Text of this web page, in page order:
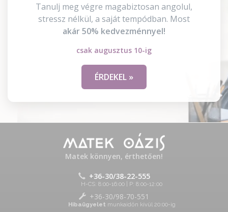
Tanulj meg végre magabiztosan angolul,
stressz nélkül, a saját tempódban. Most
akár 50% kedvezménnyel!
csak augusztus 10-ig
ÉRDEKEL »
Matek könnyen, érthetően!
+36-30/38-22-555
H-CS: 8:00-16:00 | P: 8:00-12:00
+36-30/98-70-551
Hibaügyelet munkaidőn kívül 20:00-ig